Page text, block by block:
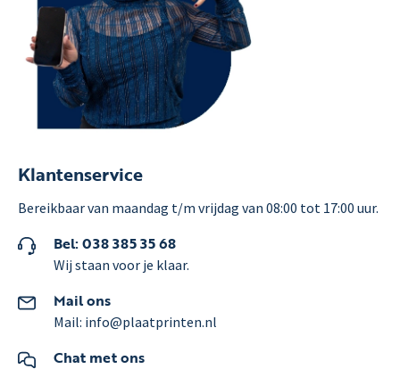
Klantenservice
Bereikbaar van maandag t/m vrijdag van 08:00 tot 17:00 uur.
Bel: 038 385 35 68
Wij staan voor je klaar.
Mail ons
Mail: info@plaatprinten.nl
Chat met ons